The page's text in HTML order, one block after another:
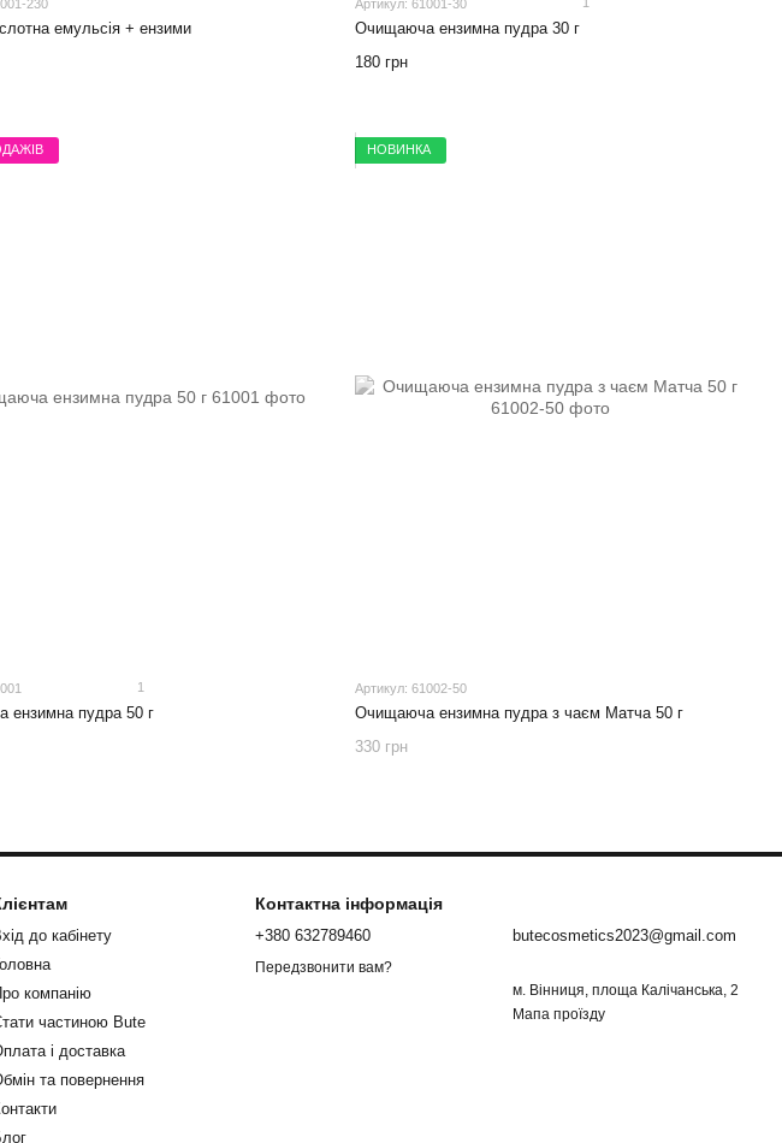
230
емульсія + ензими
Артикул: 61001-30
Очищаюча ензимна пудра 30 г
180 грн
1
ензимна пудра 50 г
НОВИНКА
Артикул: 61002-50
Очищаюча ензимна пудра з чаєм Матча 50 г
330 грн
до кабінету
компанію
частиною Bute
і доставка
та повернення
Контактна інформація
+380 632789460
Передзвонити вам?
butecosmetics2023@gmail.com
м. Вінниця, площа Калічанська, 2
Мапа проїзду